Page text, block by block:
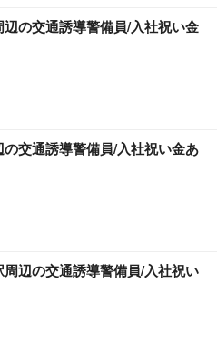
の交通誘導警備員/入社祝い金
交通誘導警備員/入社祝い金あ
辺の交通誘導警備員/入社祝い